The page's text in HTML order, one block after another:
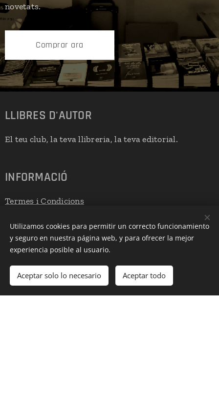
novetats.
Comprar ara
LLIBRES D'AUTOR
El teu club, la teva llibreria, la teva editorial.
INFORMACIÓ
Termes i Condicions
Política de Cookies
Botiga
Sobre nosaltres
Utilizamos cookies para permitir un correcto funcionamiento
y seguro en nuestra página web, y para ofrecer la mejor
experiencia posible al usuario.
Aceptar solo lo necesario Aceptar todo